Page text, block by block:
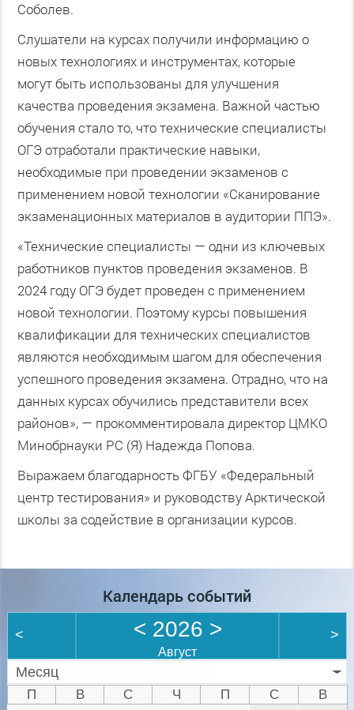
Соболев.
Слушатели на курсах получили информацию о
новых технологиях и инструментах, которые
могут быть использованы для улучшения
качества проведения экзамена. Важной частью
обучения стало то, что технические специалисты
ОГЭ отработали практические навыки,
необходимые при проведении экзаменов с
применением новой технологии «Сканирование
экзаменационных материалов в аудитории ППЭ».
«Технические специалисты — одни из ключевых
работников пунктов проведения экзаменов. В
2024 году ОГЭ будет проведен с применением
новой технологии. Поэтому курсы повышения
квалификации для технических специалистов
являются необходимым шагом для обеспечения
успешного проведения экзамена. Отрадно, что на
данных курсах обучились представители всех
районов», — прокомментировала директор ЦМКО
Минобрнауки РС (Я) Надежда Попова.
Выражаем благодарность ФГБУ «Федеральный
центр тестирования» и руководству Арктической
школы за содействие в организации курсов.
Календарь событий
< < 2026 >
Август
>
Месяц
П В С Ч П С
В